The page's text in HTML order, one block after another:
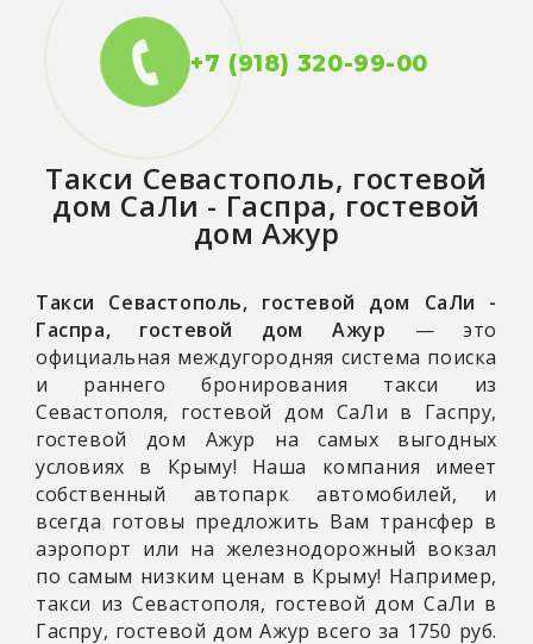
+7 (918) 320-99-00
Такси Севастополь, гостевой
дом СаЛи - Гаспра, гостевой
дом Ажур
Такси Севастополь, гостевой дом СаЛи -
Гаспра, гостевой дом Ажур — это
официальная междугородняя система поиска
и раннего бронирования такси из
Севастополя, гостевой дом СаЛи в Гаспру,
гостевой дом Ажур на самых выгодных
условиях в Крыму! Наша компания имеет
собственный автопарк автомобилей, и
всегда готовы предложить Вам трансфер в
аэропорт или на железнодорожный вокзал
по самым низким ценам в Крыму! Например,
такси из Севастополя, гостевой дом СаЛи в
Гаспру, гостевой дом Ажур всего за 1750 руб.